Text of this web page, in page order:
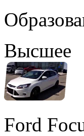
Высшее
Ford